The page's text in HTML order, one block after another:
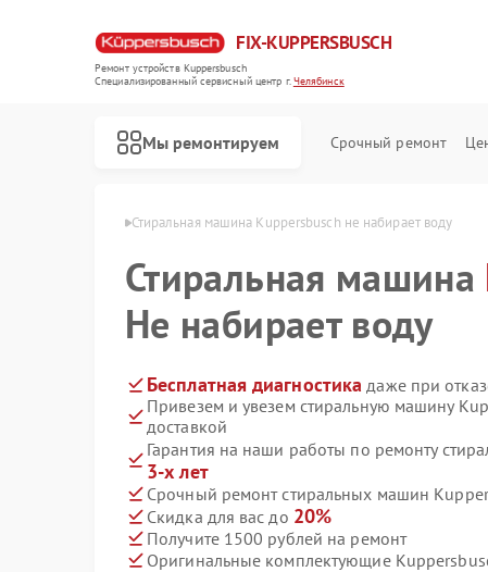
FIX-KUPPERSBUSCH
Ремонт устройств Kuppersbusch
Специализированный cервисный центр г.Челябинск
Мы ремонтируем Срочный ремонт
Стиральная машина Kuppersbusch не набирает воду
Стиральная машина
Не набирает воду
Бесплатная диагностика даже при
Привезем и увезем стиральную машину
доставкой
Гарантия на наши работы по ремонту
3-х лет
Срочный ремонт стиральных машин
Скидка для вас до 20%
Получите 1500 рублей на ремонт
Оригинальные комплектующие